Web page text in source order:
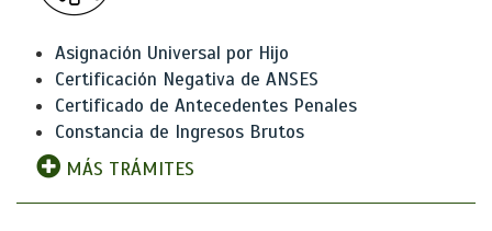
Asignación Universal por Hijo
Certificación Negativa de ANSES
Certificado de Antecedentes Penales
Constancia de Ingresos Brutos
MÁS TRÁMITES